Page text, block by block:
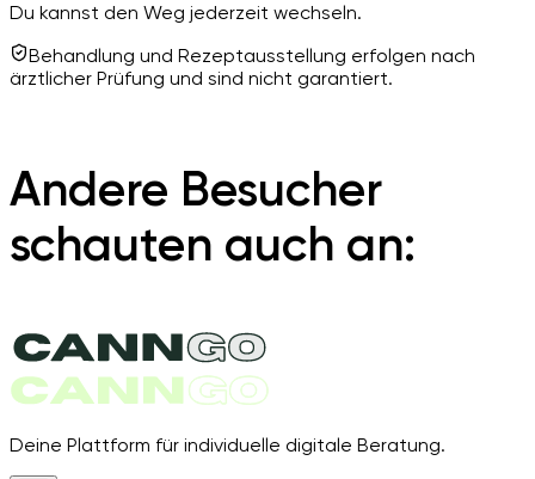
Du kannst den Weg jederzeit wechseln.
Behandlung und Rezeptausstellung erfolgen nach
ärztlicher Prüfung und sind nicht garantiert.
Andere Besucher
schauten auch an:
Deine Plattform für individuelle digitale Beratung.